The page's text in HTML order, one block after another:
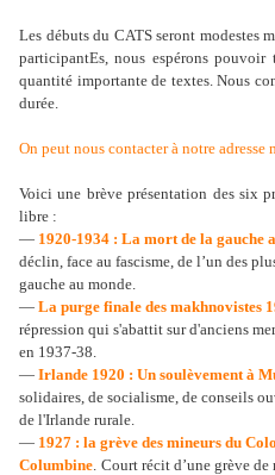
Les débuts du CATS seront modestes
participantEs, nous espérons
quantité importante de textes. Nous
durée.
On peut nous contacter à notre adresse
Voici une brève présentation des six
libre :
— 1920-1934 : La mort de la gauche
déclin, face au fascisme, de l’un des
gauche au monde.
— La purge finale des makhnovistes
répression qui s'abattit sur d'anciens
en 1937-38.
— Irlande 1920 : Un soulèvement à
solidaires, de socialisme, de conseils
de l'Irlande rurale.
— 1927 : la grève des mineurs du
Columbine. Court récit d’une grève